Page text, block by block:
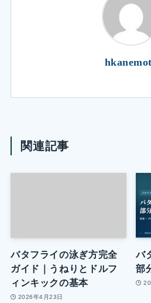
関連記事
バタフライの泳ぎ方完全
ガイド｜うねりとドルフ
ィンキックの基本
2026年4月23日
バ
部